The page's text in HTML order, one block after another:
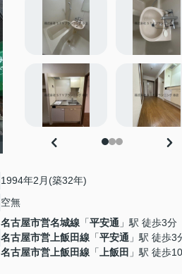
1994年2月(築32年)
空無
名古屋市営名城線 「平安通 」駅 徒歩3分
名古屋市営上飯田線 「平安通 」駅 徒歩3
名古屋市営上飯田線 「 上飯田 」駅 徒歩